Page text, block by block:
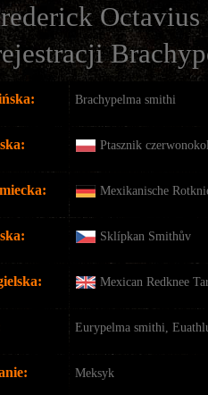
Brachypelma smithi
Ptasznik
Mexikanische
Sklípkan Smithův
Mexican Redknee
Eurypelma smithi,
Meksyk